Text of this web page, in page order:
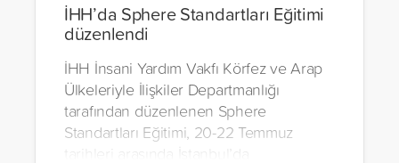
İHH’da Sphere Standartları Eğitimi
düzenlendi
İHH İnsani Yardım Vakfı Körfez ve Arap
Ülkeleriyle İlişkiler Departmanlığı
tarafından düzenlenen Sphere
Standartları Eğitimi, 20-22 Temmuz